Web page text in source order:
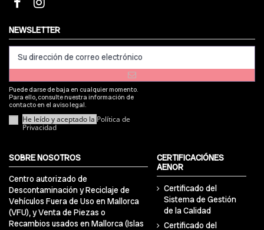
NEWSLETTER
Puede darse de baja en cualquier momento.
Para ello, consulte nuestra información de
contacto en el aviso legal.
He leído y aceptado la Política de
Privacidad
SOBRE NOSOTROS
Centro autorizado de
Descontaminación y Reciclaje de
Vehículos Fuera de Uso en Mallorca
(VFU), y Venta de Piezas o
Recambios usados en Mallorca (Islas
CERTIFICACIÓNES
AENOR
Certificado del
Sistema de Gestión
de la Calidad
Certificado del